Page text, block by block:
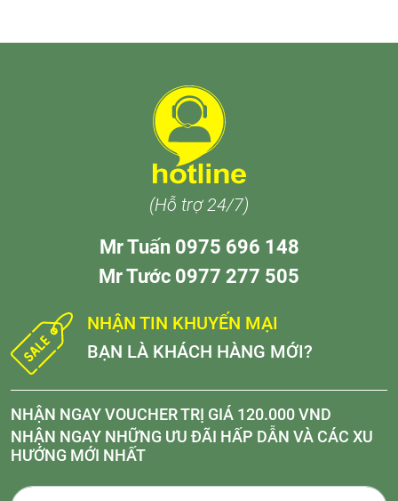
(Hỗ trợ 24/7)
Mr Tuấn 0975 696 148
Mr Tước 0977 277 505
NHẬN TIN KHUYẾN MẠI
BẠN LÀ KHÁCH HÀNG MỚI?
NHẬN NGAY VOUCHER TRỊ GIÁ 120.000 VND
NHẬN NGAY NHỮNG ƯU ĐÃI HẤP DẪN VÀ CÁC XU
HƯỚNG MỚI NHẤT